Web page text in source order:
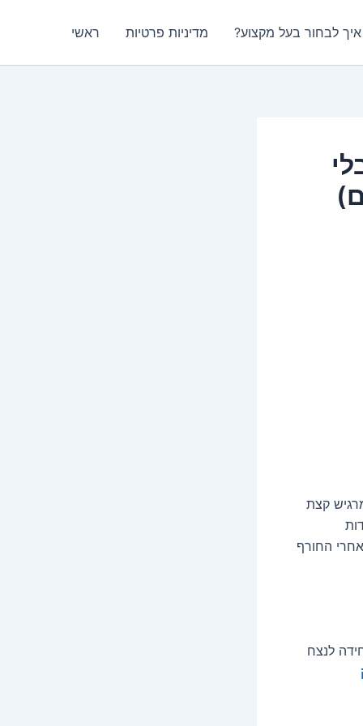
איך לבחור בעל מקצוע? מדיניות פרטיות ראשי
קצת
החורף
לנצח